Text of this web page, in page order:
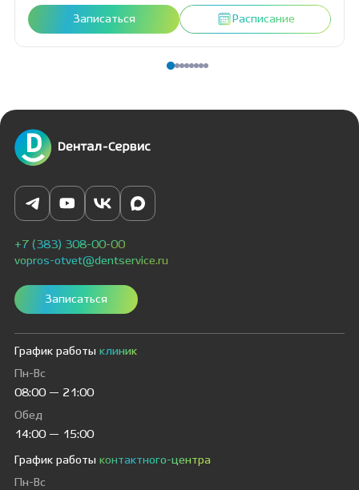
Записаться Расписание
+7 (383) 308-00-00
vopros-otvet@dentservice.ru
Записаться
График работы клиник
Пн-Вс
08:00 — 21:00
Обед
14:00 — 15:00
График работы контактного-центра
Пн-Вс